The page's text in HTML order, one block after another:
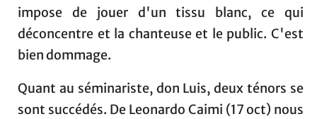
impose de jouer d'un tissu blanc, ce qui
déconcentre et la chanteuse et le public. C'est
bien dommage.
Quant au séminariste, don Luis, deux ténors se
sont succédés. De Leonardo Caimi (17 oct) nous